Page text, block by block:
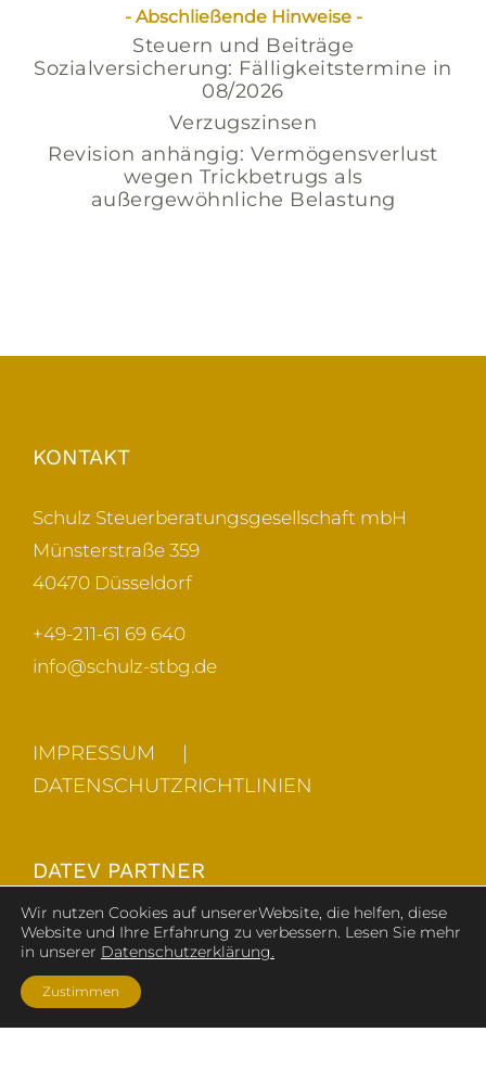
- Abschließende Hinweise -
Steuern und Beiträge
Sozialversicherung: Fälligkeitstermine in
08/2026
Verzugszinsen
Revision anhängig: Vermögensverlust
wegen Trickbetrugs als
außergewöhnliche Belastung
KONTAKT
Schulz Steuerberatungsgesellschaft mbH
Münsterstraße 359
40470 Düsseldorf
+49-211-61 69 640
info@schulz-stbg.de
IMPRESSUM
DATENSCHUTZRICHTLINIEN
DATEV PARTNER
Wir nutzen Cookies auf unsererWebsite, die helfen, diese
Website und Ihre Erfahrung zu verbessern. Lesen Sie mehr
in unserer Datenschutzerklärung.
Zustimmen